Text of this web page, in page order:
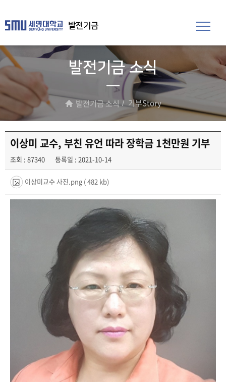
발전기금
발전기금 소식
발전기금 소식 기부Story
이상미 교수, 부친 유언 따라 장학금 1천만원 기부
조회 : 87340 등록일 : 2021-10-14
이상미교수 사진.png ( 482 kb)